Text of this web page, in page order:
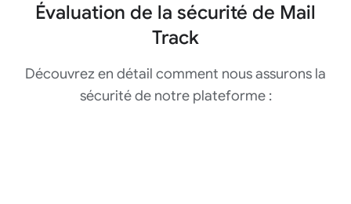
Évaluation de la sécurité de Mail
Track
Découvrez en détail comment nous assurons la
sécurité de notre plateforme :